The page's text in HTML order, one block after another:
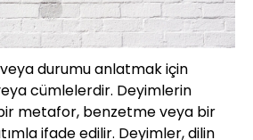
durumu anlatmak için
cümlelerdir. Deyimlerin
metafor, benzetme veya bir
ifade edilir. Deyimler, dilin